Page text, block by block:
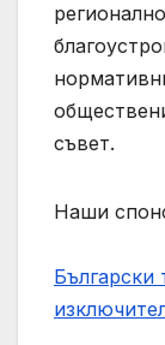
съвет.
Наши
Български